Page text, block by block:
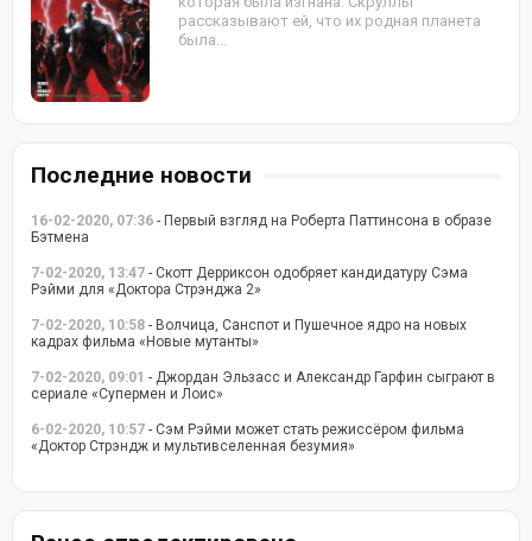
рассказывают ей, что их родная планета
была...
Последние новости
16-02-2020, 07:36 - Первый взгляд на Роберта Паттинсона в образе
Бэтмена
7-02-2020, 13:47 - Скотт Дерриксон одобряет кандидатуру Сэма
Рэйми для «Доктора Стрэнджа 2»
7-02-2020, 10:58 - Волчица, Санспот и Пушечное ядро на новых
кадрах фильма «Новые мутанты»
7-02-2020, 09:01 - Джордан Эльзасс и Александр Гарфин сыграют в
сериале «Супермен и Лоис»
6-02-2020, 10:57 - Сэм Рэйми может стать режиссёром фильма
«Доктор Стрэндж и мультивселенная безумия»